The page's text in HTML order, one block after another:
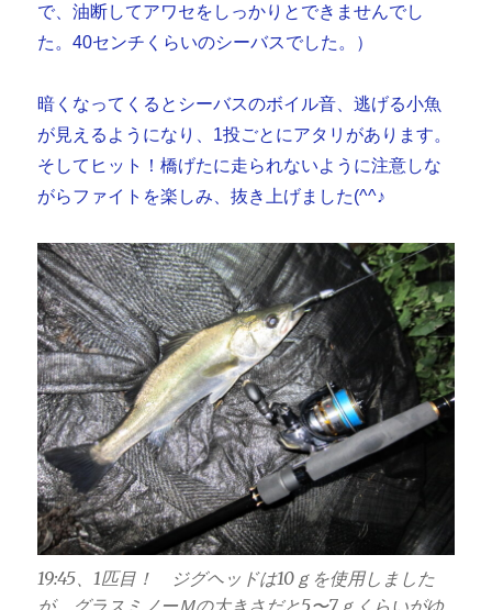
で、油断してアワセをしっかりとできませんでし
た。40センチくらいのシーバスでした。）
暗くなってくるとシーバスのボイル音、逃げる小魚
が見えるようになり、1投ごとにアタリがあります。
そしてヒット！橋げたに走られないように注意しな
がらファイトを楽しみ、抜き上げました(^^♪
19:45、1匹目！ ジグヘッドは10ｇを使用しました
が、グラスミノーＭの大きさだと5〜7ｇくらいがゆ